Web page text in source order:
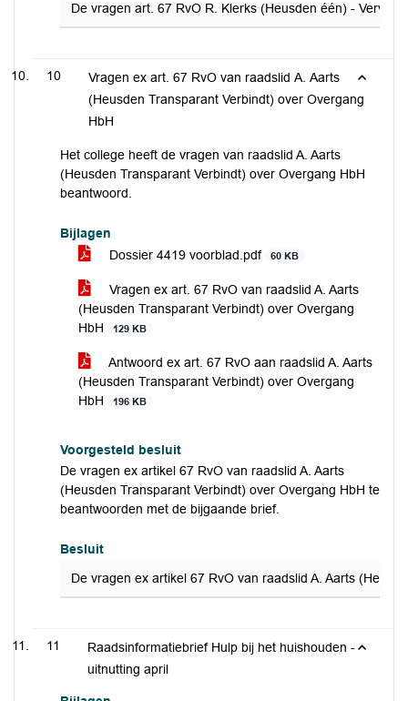
De vragen art. 67 RvO R. Klerks (Heusden één) -
10
Vragen ex art. 67 RvO van raadslid A. Aarts
(Heusden Transparant Verbindt) over Overgang
HbH
Het college heeft de vragen van raadslid A. Aarts
(Heusden Transparant Verbindt) over Overgang HbH
beantwoord.
Bijlagen
Dossier 4419 voorblad.pdf
60 KB
Vragen ex art. 67 RvO van raadslid A. Aarts
(Heusden Transparant Verbindt) over Overgang
HbH
129 KB
Antwoord ex art. 67 RvO aan raadslid A. Aarts
(Heusden Transparant Verbindt) over Overgang
HbH
196 KB
Voorgesteld besluit
De vragen ex artikel 67 RvO van raadslid A. Aarts
(Heusden Transparant Verbindt) over Overgang HbH te
beantwoorden met de bijgaande brief.
Besluit
De vragen ex artikel 67 RvO van raadslid A. Aarts
11
Raadsinformatiebrief Hulp bij het huishouden -
uitnutting april